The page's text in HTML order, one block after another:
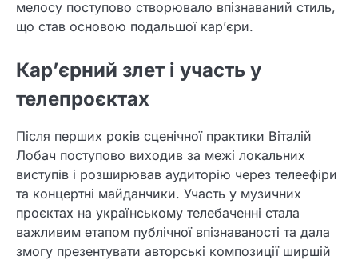
мелосу поступово створювало впізнаваний стиль,
що став основою подальшої кар’єри.
Кар’єрний злет і участь у
телепроєктах
Після перших років сценічної практики Віталій
Лобач поступово виходив за межі локальних
виступів і розширював аудиторію через телеефіри
та концертні майданчики. Участь у музичних
проєктах на українському телебаченні стала
важливим етапом публічної впізнаваності та дала
змогу презентувати авторські композиції ширшій